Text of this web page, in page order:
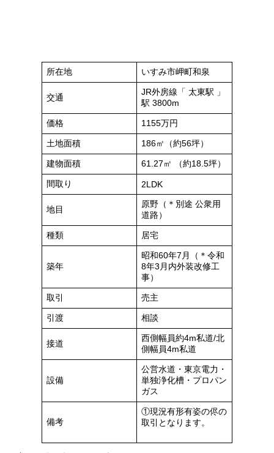
所在地 いすみ市岬町和泉
交通
JR外房線「 太東駅 」
駅 3800m
価格 1155万円
土地面積 186㎡（約56坪）
建物面積 61.27㎡ （約18.5坪）
間取り 2LDK
地目
原野（＊別途 公衆用
道路）
種類 居宅
築年
昭和60年7月（＊令和
8年3月内外装改修工
事）
取引 売主
引渡 相談
接道
西側幅員約4m私道/北
側幅員4m私道
設備
公営水道・東京電力・
単独浄化槽・プロパン
ガス
備考
①現況有形有姿の侭の
取引となります。